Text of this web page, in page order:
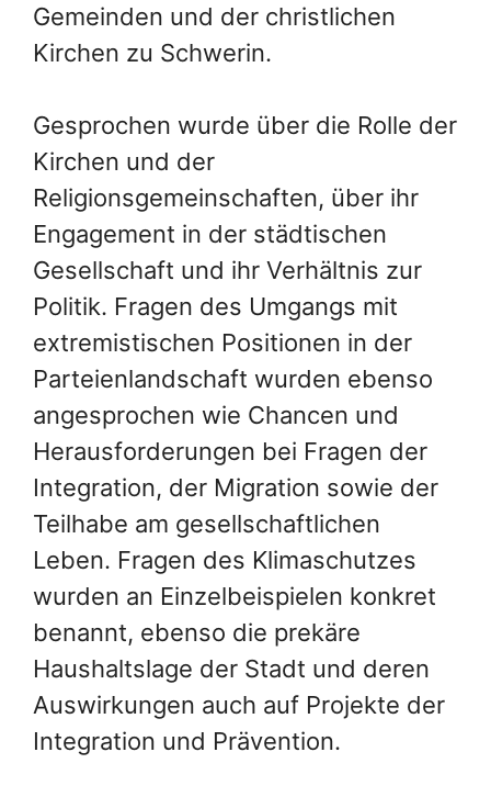
Gemeinden und der christlichen
Kirchen zu Schwerin.
Gesprochen wurde über die Rolle der
Kirchen und der
Religionsgemeinschaften, über ihr
Engagement in der städtischen
Gesellschaft und ihr Verhältnis zur
Politik. Fragen des Umgangs mit
extremistischen Positionen in der
Parteienlandschaft wurden ebenso
angesprochen wie Chancen und
Herausforderungen bei Fragen der
Integration, der Migration sowie der
Teilhabe am gesellschaftlichen
Leben. Fragen des Klimaschutzes
wurden an Einzelbeispielen konkret
benannt, ebenso die prekäre
Haushaltslage der Stadt und deren
Auswirkungen auch auf Projekte der
Integration und Prävention.